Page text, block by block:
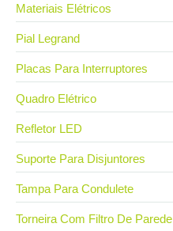
Materiais Elétricos
Pial Legrand
Placas Para Interruptores
Quadro Elétrico
Refletor LED
Suporte Para Disjuntores
Tampa Para Condulete
Torneira Com Filtro De Parede